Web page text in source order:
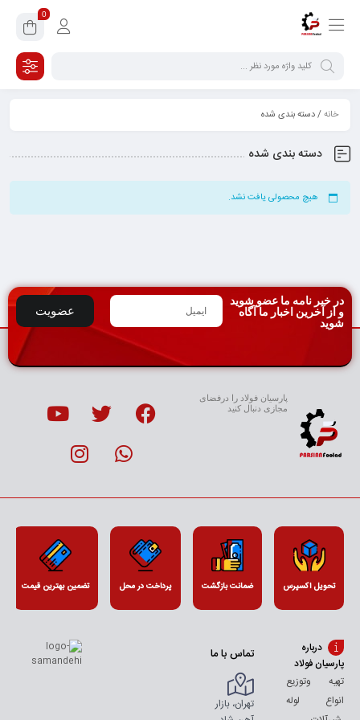
0
خانه/ دسته بندی شده
دسته بندی شده
هیچ محصولی یافت نشد.
عضویت
در خبر نامه ما عضو شوید
و از آخرین اخبار ما آگاه
شوید
پارسیان فولاد را درفضای
مجازی دنبال کنید
تحویل اکسپرس ضمانت بازگشت پرداخت در محل تضمین بهترین قیمت
درباره
پارسیان فولاد
تهیه وتوزیع
انواع لوله
تماس با ما
تهران، بازار